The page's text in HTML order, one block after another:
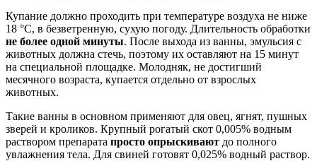
Купание должно проходить при температуре воздуха не ниже
18 °C, в безветренную, сухую погоду. Длительность обработки
не более одной минуты. После выхода из ванны, эмульсия с
животных должна стечь, поэтому их оставляют на 15 минут
на специальной площадке. Молодняк, не достигший
месячного возраста, купается отдельно от взрослых
животных.
Такие ванны в основном применяют для овец, ягнят, пушных
зверей и кроликов. Крупный рогатый скот 0,005% водным
раствором препарата просто опрыскивают до полного
увлажнения тела. Для свиней готовят 0,025% водный раствор.